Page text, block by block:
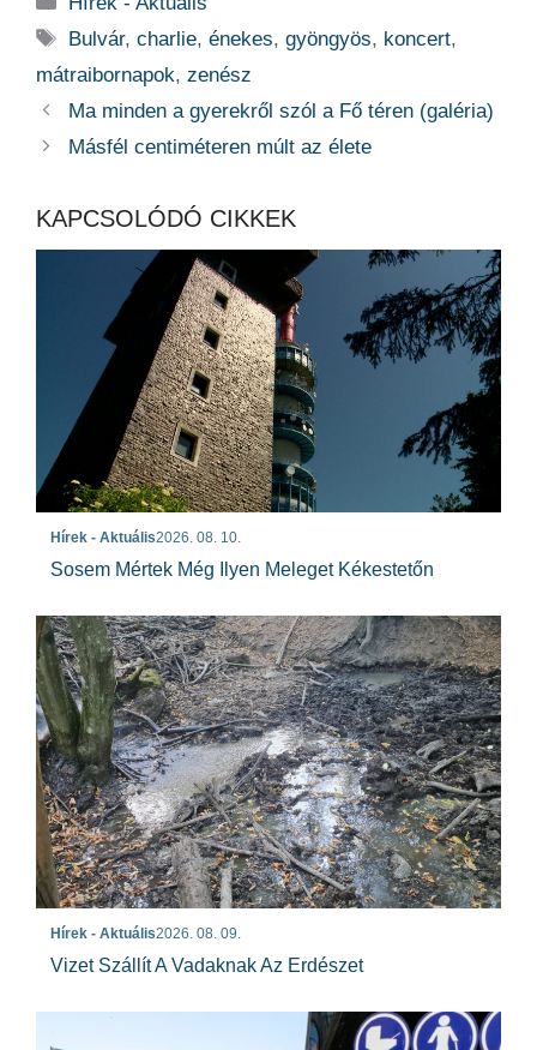
Címkék
Bulvár,charlie,énekes,gyöngyös, koncert,
mátraibornapok, zenész
Ma minden a gyerekről szól a Fő téren (galéria)
Másfél centiméteren múlt az élete
KAPCSOLÓDÓ CIKKEK
Hírek - Aktuális2026. 08. 10.
Sosem Mértek Még Ilyen Meleget Kékestetőn
Hírek - Aktuális2026. 08. 09.
Vizet Szállít A Vadaknak Az Erdészet